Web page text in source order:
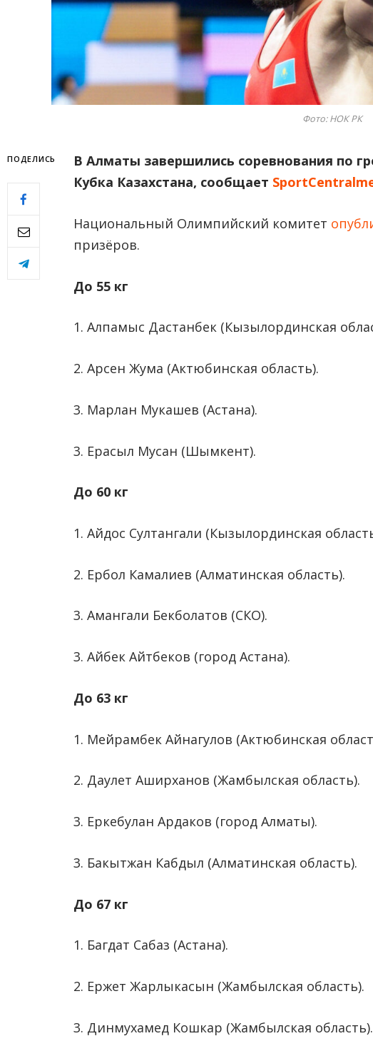
Фото: НОК РК
ПОДЕЛИCЬ
В Алматы завершились соревнования по
Кубка Казахстана, сообщает
Национальный Олимпийский комитет
призёров.
До 55 кг
1. Алпамыс Дастанбек (Кызылординская
2. Арсен Жума (Актюбинская область).
3. Марлан Мукашев (Астана).
3. Ерасыл Мусан (Шымкент).
До 60 кг
1. Айдос Султангали (Кызылординская
2. Ербол Камалиев (Алматинская область).
3. Амангали Бекболатов (СКО).
3. Айбек Айтбеков (город Астана).
До 63 кг
1. Мейрамбек Айнагулов (Актюбинская
2. Даулет Аширханов (Жамбылская область).
3. Еркебулан Ардаков (город Алматы).
3. Бакытжан Кабдыл (Алматинская область).
До 67 кг
1. Багдат Сабаз (Астана).
2. Ержет Жарлыкасын (Жамбылская область).
3. Динмухамед Кошкар (Жамбылская область).